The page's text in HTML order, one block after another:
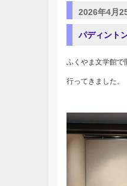
2026年4月
パディント
ふくやま文学館で
行ってきました。